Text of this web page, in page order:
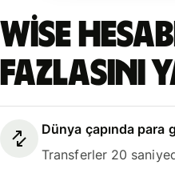
Wise
fazlasını
Dünya çapında para
Transferler 20